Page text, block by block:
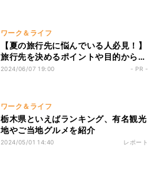
ワーク＆ライフ
【夏の旅行先に悩んでいる人必見！】
旅行先を決めるポイントや目的から考
える、夏満喫プランを紹介
2024/06/07 19:00 - PR -
ワーク＆ライフ
栃木県といえばランキング、有名観光
地やご当地グルメを紹介
2024/05/01 14:40 レポート